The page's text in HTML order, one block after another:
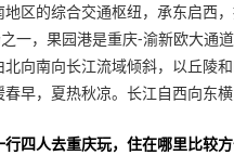
区的综合交通枢纽，承东启西
之一，果园港是重庆-渝新欧大通
向南向长江流域倾斜，以丘陵
早，夏热秋凉。长江自西向东
四人去重庆玩，住在哪里比较方